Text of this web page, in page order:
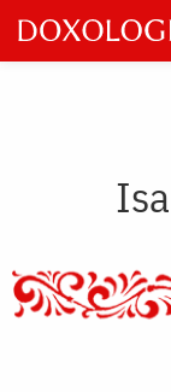
Skip
to
main